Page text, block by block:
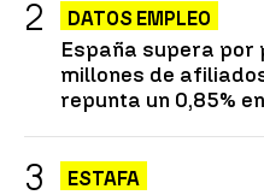
DATOS EMPLEO
España supera por
millones de
repunta un 0,85%
ESTAFA